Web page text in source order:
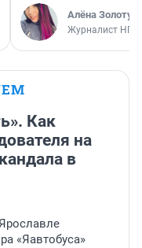
Алёна
Журналист НГС
Как
на
в
«Яавтобуса»